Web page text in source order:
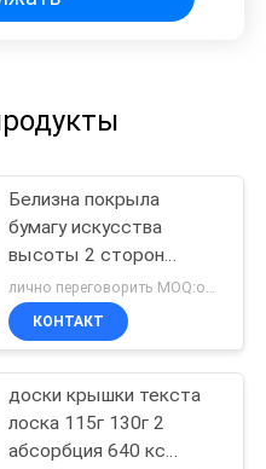
Белизна покрыла
бумагу искусства
высоты 2 сторон
лоснистую для печати
150г к 300г
лично переговорить MOQ:одна тонна
КОНТАКТ
доски крышки текста
лоска 115г 130г 2
абсорбция 640 кс